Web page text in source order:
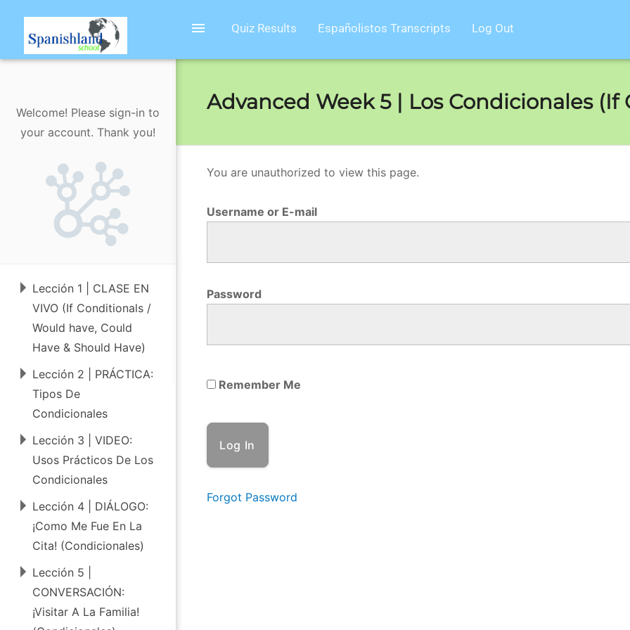
menu Quiz Results Españolistos Transcripts Log Out
Advanced Week 5 | Los Condicionales (If
Welcome! Please sign-in to
your account. Thank you!
Lección 1 | CLASE EN
VIVO (If Conditionals /
Would have, Could
Have & Should Have)
Lección 2 | PRÁCTICA:
Tipos De
Condicionales
Lección 3 | VIDEO:
Usos Prácticos De Los
Condicionales
Lección 4 | DIÁLOGO:
¡Como Me Fue En La
Cita! (Condicionales)
Lección 5 |
CONVERSACIÓN:
¡Visitar A La Familia!
A
d
v
c
d
e
5
L
You are unauthorized to view this page.
Username or E-mail
Password
Remember Me
Forgot Password